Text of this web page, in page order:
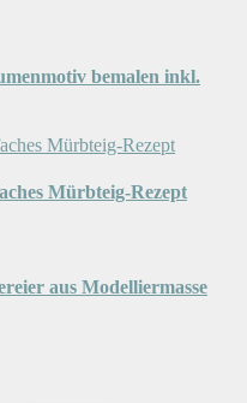
bemalen inkl.
Mürbteig-Rezept
aus Modelliermasse